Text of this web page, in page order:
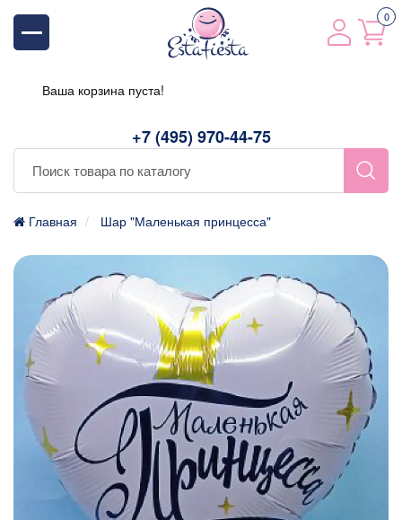
+7 (495) 970-44-75
0
Ваша корзина пуста!
Главная Шар "Маленькая принцесса"